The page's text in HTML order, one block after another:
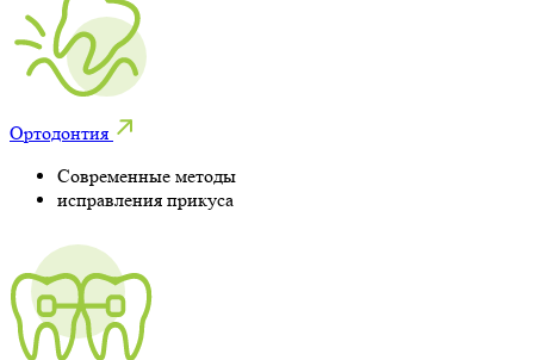
Ортодонтия
Современные методы
исправления прикуса